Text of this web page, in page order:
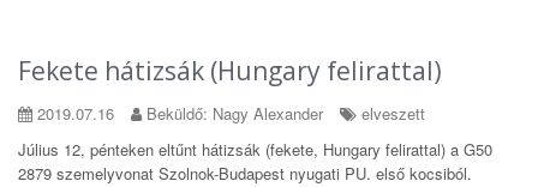
Fekete hátizsák (Hungary felirattal)
2019.07.16 Beküldő: Nagy Alexander
elveszett
Július 12, pénteken eltűnt hátizsák (fekete, Hungary felirattal) a G50
2879 szemelyvonat Szolnok-Budapest nyugati PU. első kocsiból.